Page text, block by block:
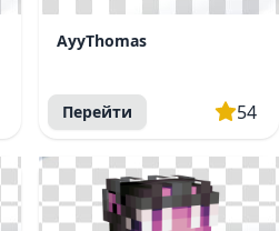
AyyThomas
Перейти 54